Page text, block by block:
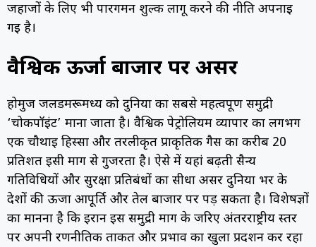
जहाजों के लिए भी पारगमन शुल्क लागू करने की नीति अपनाई
गई है।
वैश्विक ऊर्जा बाजार पर असर
होर्मुज जलडमरूमध्य को दुनिया का सबसे महत्वपूर्ण समुद्री
‘चोकपॉइंट’ माना जाता है। वैश्विक पेट्रोलियम व्यापार का लगभग
एक चौथाई हिस्सा और तरलीकृत प्राकृतिक गैस का करीब 20
प्रतिशत इसी मार्ग से गुजरता है। ऐसे में यहां बढ़ती सैन्य
गतिविधियों और सुरक्षा प्रतिबंधों का सीधा असर दुनिया भर के
देशों की ऊर्जा आपूर्ति और तेल बाजार पर पड़ सकता है। विशेषज्ञों
का मानना है कि ईरान इस समुद्री मार्ग के जरिए अंतरराष्ट्रीय स्तर
पर अपनी रणनीतिक ताकत और प्रभाव का खुला प्रदर्शन कर रहा